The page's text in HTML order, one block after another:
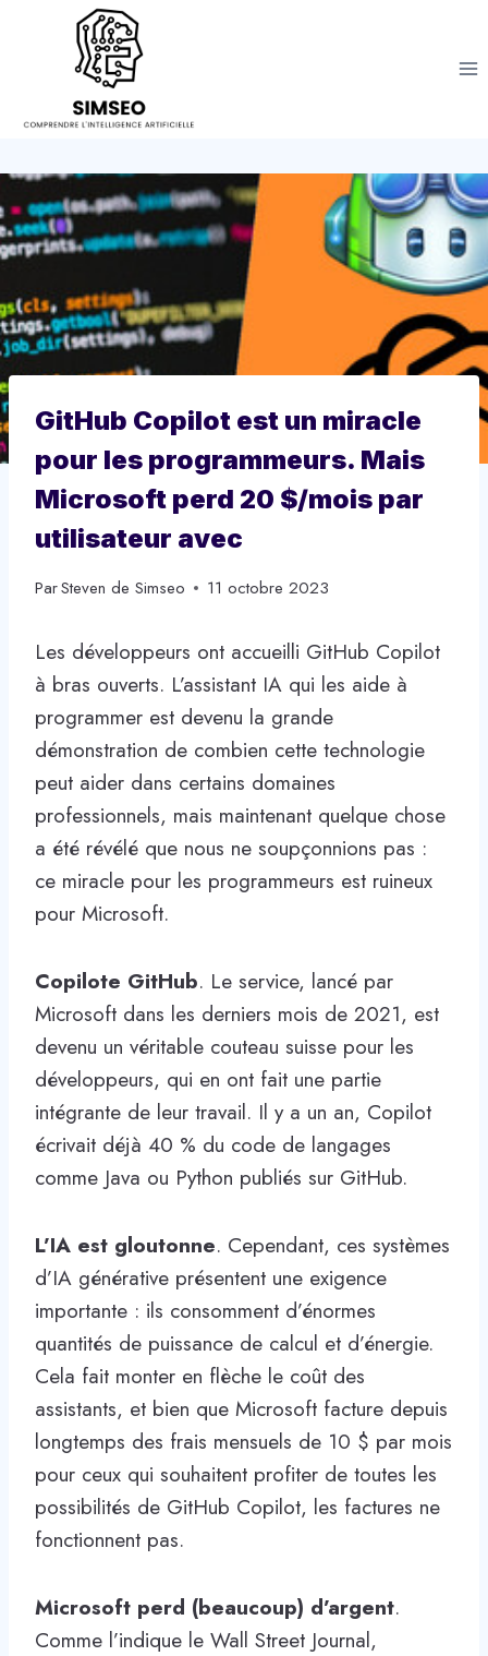
GitHub Copilot est un miracle
pour les programmeurs. Mais
Microsoft perd 20 $/mois par
utilisateur avec
ParSteven de Simseo 11 octobre 2023
Les développeurs ont accueilli GitHub Copilot
à bras ouverts. L’assistant IA qui les aide à
programmer est devenu la grande
démonstration de combien cette technologie
peut aider dans certains domaines
professionnels, mais maintenant quelque chose
a été révélé que nous ne soupçonnions pas :
ce miracle pour les programmeurs est ruineux
pour Microsoft.
Copilote GitHub. Le service, lancé par
Microsoft dans les derniers mois de 2021, est
devenu un véritable couteau suisse pour les
développeurs, qui en ont fait une partie
intégrante de leur travail. Il y a un an, Copilot
écrivait déjà 40 % du code de langages
comme Java ou Python publiés sur GitHub.
L’IA est gloutonne. Cependant, ces systèmes
d’IA générative présentent une exigence
importante : ils consomment d’énormes
quantités de puissance de calcul et d’énergie.
Cela fait monter en flèche le coût des
assistants, et bien que Microsoft facture depuis
longtemps des frais mensuels de 10 $ par mois
pour ceux qui souhaitent profiter de toutes les
possibilités de GitHub Copilot, les factures ne
fonctionnent pas.
Microsoft perd (beaucoup) d’argent.
Comme l’indique le Wall Street Journal,